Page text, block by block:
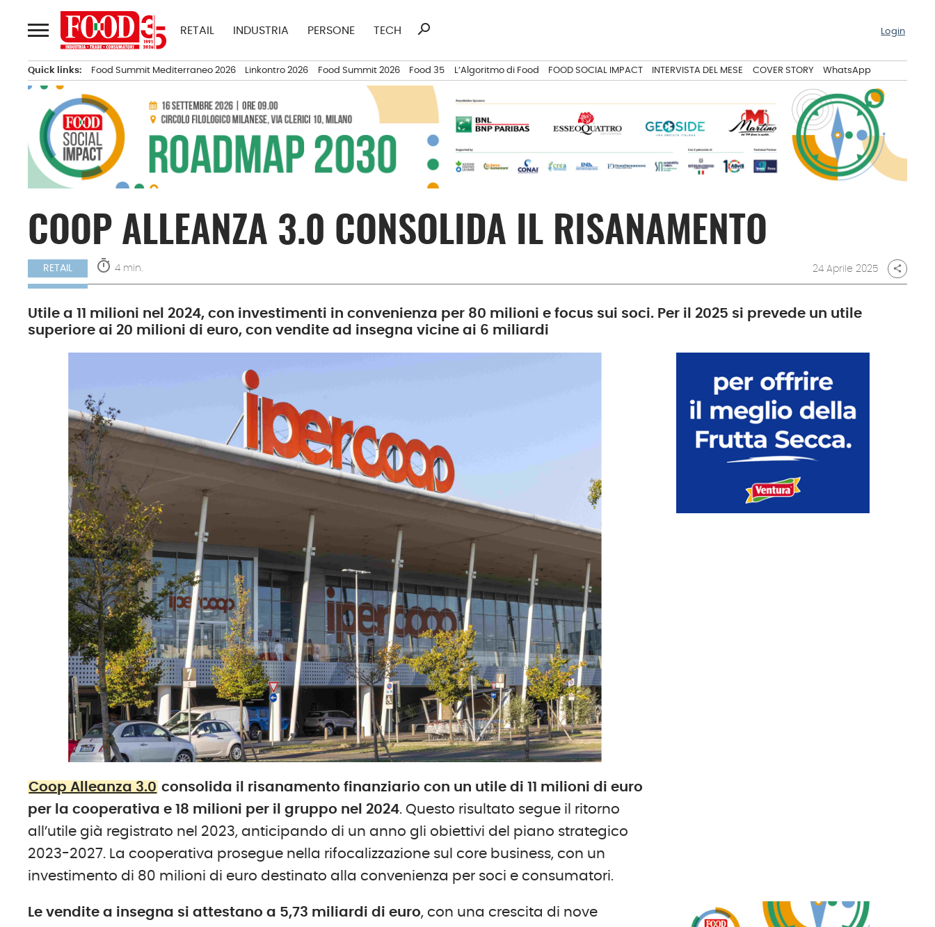
al
contenuto
RETAIL INDUSTRIA PERSONE TECH
Ricerca
search Login
Quick links: Food Summit Mediterraneo 2026 Linkontro 2026 Food Summit 2026 Food 35 L’Algoritmo di Food FOOD SOCIAL IMPACT INTERVISTA DEL MESE COVER STORY WhatsApp
COOP ALLEANZA 3.0 CONSOLIDA IL RISANAMENTO
RETAIL timer 4 min. 24 Aprile 2025 share
Utile a 11 milioni nel 2024, con investimenti in convenienza per 80 milioni e focus sui soci. Per il 2025 si prevede un utile
superiore ai 20 milioni di euro, con vendite ad insegna vicine ai 6 miliardi
Coop Alleanza 3.0 consolida il risanamento finanziario con un utile di 11 milioni di euro
per la cooperativa e 18 milioni per il gruppo nel 2024. Questo risultato segue il ritorno
all’utile già registrato nel 2023, anticipando di un anno gli obiettivi del piano strategico
2023-2027. La cooperativa prosegue nella rifocalizzazione sul core business, con un
investimento di 80 milioni di euro destinato alla convenienza per soci e consumatori.
Le vendite a insegna si attestano a 5,73 miliard i di euro, con una crescita di nove